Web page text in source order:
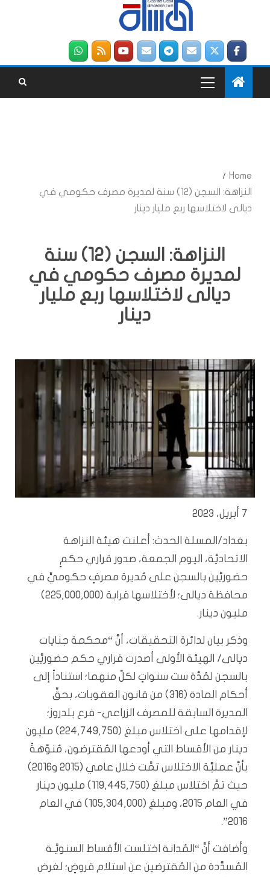
Home
النزاهة: السجن (12) سنة لمديرة مصرف حكومي في
ديالى لاختلاسها ربع مليار دينار
النزاهة: السجن (12) سنة
لمديرة مصرف حكومي في
ديالى لاختلاسها ربع مليار
دينار
7 أبريل، 2023
بغداد/المسلة الحدث: أعلنت هيئة النزاهة
الاتحاديَّة، اليوم الجمعة، صدور قراري حكمٍ
حضوريَّين بالسجن على مُديرة مصرفٍ حكوميٍّ في
محافظة ديالى؛ لأختلاسها قرابة (225,000,000)
مليون دينار.
وذكر بيان لدائرة التحقيقات، أنَّ “محكمة جنايات
ديالى/ الهيئة الأولى أصدرت قراري حكم حضوريَّين
بالسجن لمُدَّة ست سنواتٍ لكلّ منهما؛ استناداً إلى
أحكام المادة (316) من قانون العقوبات، بحقِّ
المديرة السابقة للمصرف الزراعي- فرع بلدروز؛
لإقدامها على اختلاس مبلغ (224,749,750) مليون
دينار من الأقساط التي أودعها المُقترضون، مُنوّهةً
بأنَّ عمليَّة الاختلاس تمَّت خلال عامي (2015 و2016)
حيث تمَّ اختلاس مبلغ (119,445,750) مليون دينار
في العام 2015، ومبلغ (105,304,000) في العام
2016”.
وأضافت أنَّ “المُدانة اختلست الأقساط السنويَّـة
المُسدَّدة من المُقترضين عن استلام قروضٍ؛ لغرض